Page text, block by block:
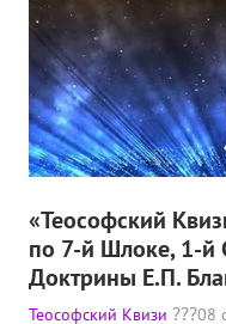
«Теософский
по 7-й Шлоке, 1-й
Доктрины Е.П.
Теософский Квизи 08